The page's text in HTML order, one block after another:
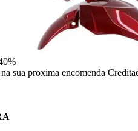
sua proxima encomenda